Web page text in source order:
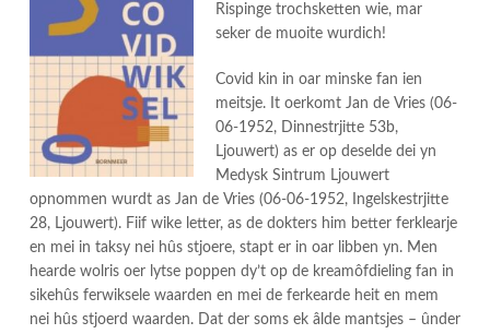
Rispinge trochsketten wie, mar
seker de muoite wurdich!
Covid kin in oar minske fan ien
meitsje. It oerkomt Jan de Vries (06-
06-1952, Dinnestrjitte 53b,
Ljouwert) as er op deselde dei yn
Medysk Sintrum Ljouwert
opnommen wurdt as Jan de Vries (06-06-1952, Ingelskestrjitte
28, Ljouwert). Fiif wike letter, as de dokters him better ferklearje
en mei in taksy nei hûs stjoere, stapt er in oar libben yn. Men
hearde wolris oer lytse poppen dy’t op de kreamôfdieling fan in
sikehûs ferwiksele waarden en mei de ferkearde heit en mem
nei hûs stjoerd waarden. Dat der soms ek âlde mantsjes – ûnder